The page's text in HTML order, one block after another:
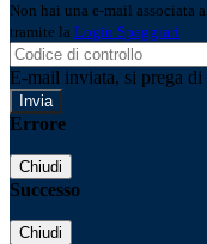
Non hai una e-mail associata
tramite la Login Spaggiari
E-mail inviata, si prega
Errore
Chiudi
Successo
Chiudi